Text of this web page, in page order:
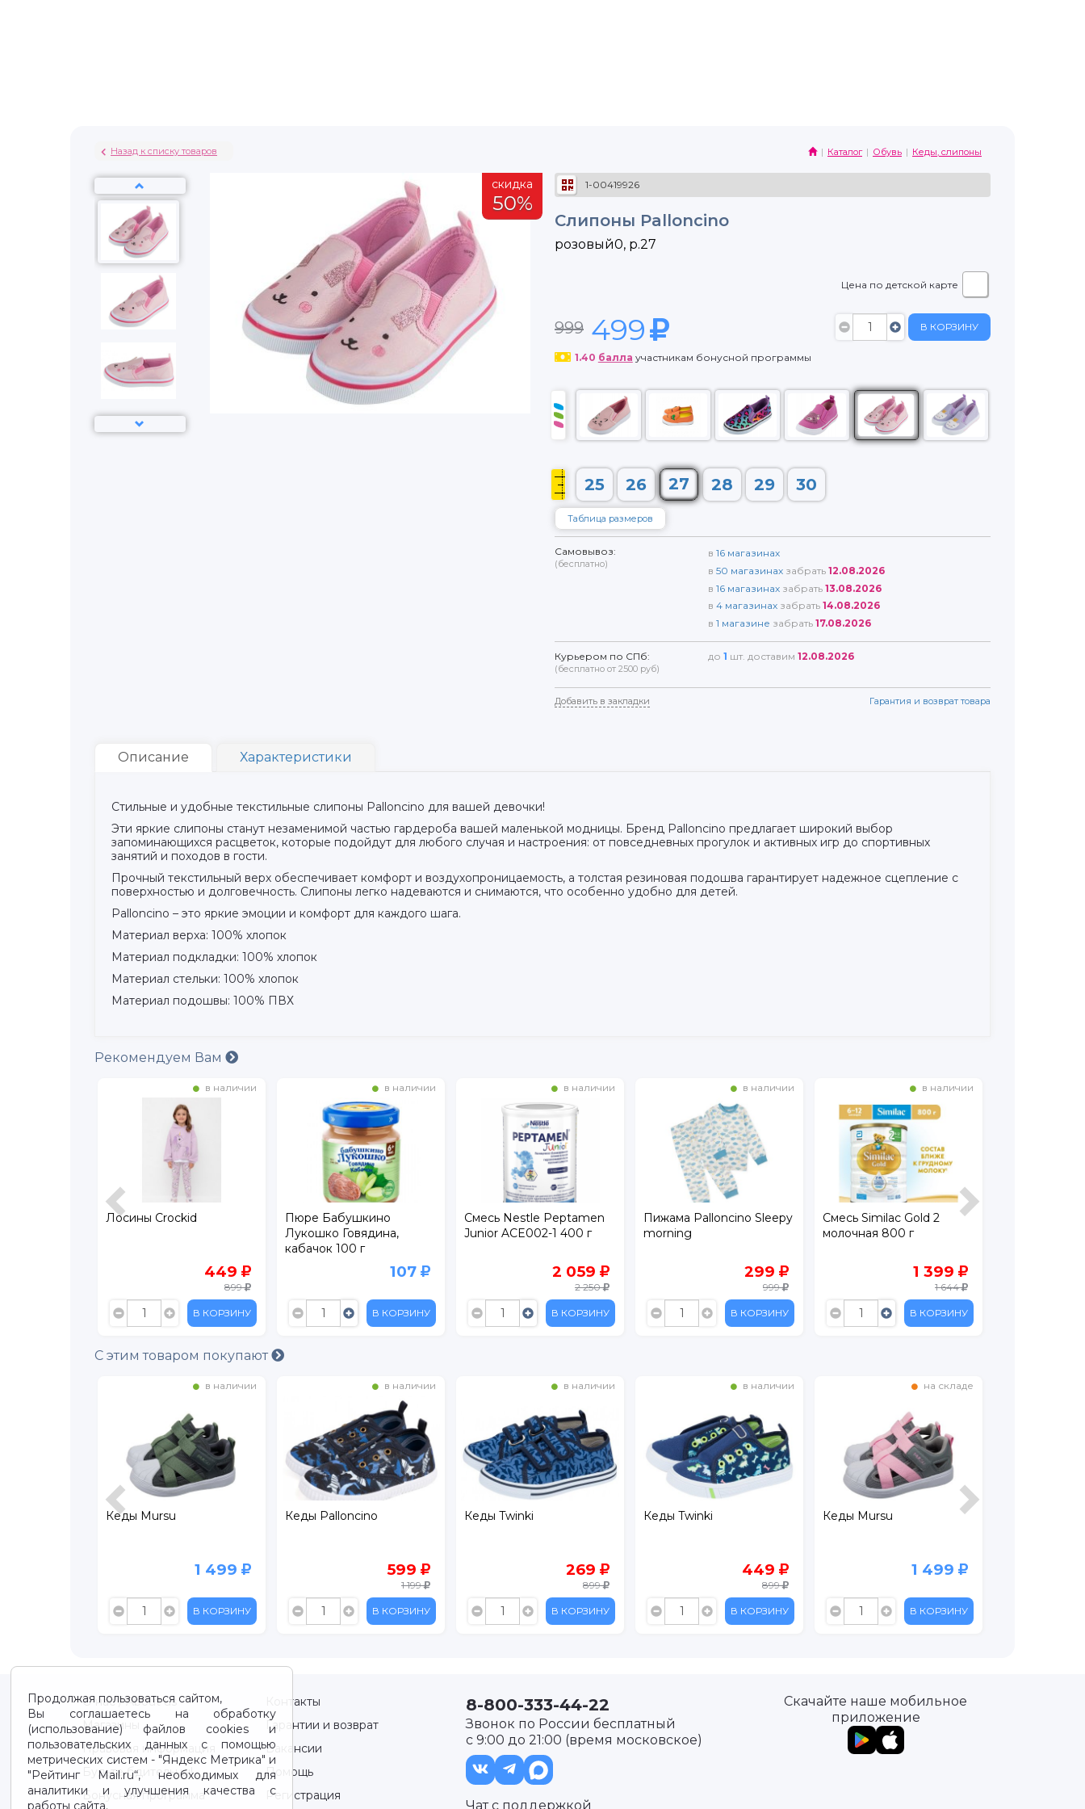
Назад к списку товаров Каталог Обувь Кеды, слипоны
скидка
50%
1-00419926
Слипоны Palloncino
розовый0, р.27
Цена по детской карте
999 499 В КОРЗИНУ
1.40 балла участникам бонусной программы
25 26 27 28 29 30
Таблица размеров
Самовывоз:
(бесплатно)
в 16 магазинах
в 50 магазинах забрать 12.08.2026
в 16 магазинах забрать 13.08.2026
в 4 магазинах забрать 14.08.2026
в 1 магазине забрать 17.08.2026
Курьером по СПб:
(бесплатно от 2500 руб)
до 1 шт. доставим 12.08.2026
Добавить в закладки Гарантия и возврат товара
Описание Характеристики
Стильные и удобные текстильные слипоны Palloncino для вашей девочки!
Эти яркие слипоны станут незаменимой частью гардероба вашей маленькой модницы. Бренд Palloncino предлагает широкий выбор
запоминающихся расцветок, которые подойдут для любого случая и настроения: от повседневных прогулок и активных игр до спортивных
занятий и походов в гости.
Прочный текстильный верх обеспечивает комфорт и воздухопроницаемость, а толстая резиновая подошва гарантирует надежное сцепление с
поверхностью и долговечность. Слипоны легко надеваются и снимаются, что особенно удобно для детей.
Palloncino – это яркие эмоции и комфорт для каждого шага.
Материал верха: 100% хлопок
Материал подкладки: 100% хлопок
Материал стельки: 100% хлопок
Материал подошвы: 100% ПВХ
Рекомендуем Вам
в наличии
Лосины Crockid
449
899
В КОРЗИНУ
в наличии
Пюре Бабушкино
Лукошко Говядина,
кабачок 100 г
107
В КОРЗИНУ
в наличии
Смесь Nestle Peptamen
Junior ACE002-1 400 г
2 059
2 250
В КОРЗИНУ
в наличии
Пижама Palloncino Sleepy
morning
299
999
В КОРЗИНУ
в наличии
Смесь Similac Gold 2
молочная 800 г
1 399
1 644
В КОРЗИНУ
С этим товаром покупают
в наличии
Кеды Mursu
1 499
В КОРЗИНУ
в наличии
Кеды Palloncino
599
1 199
В КОРЗИНУ
в наличии
Кеды Twinki
269
899
В КОРЗИНУ
в наличии
Кеды Twinki
449
899
В КОРЗИНУ
на складе
Кеды Mursu
1 499
В КОРЗИНУ
Продолжая пользоваться сайтом,
Вы соглашаетесь на обработку
(использование) файлов cookies и
пользовательских данных с помощью
метрических систем - "Яндекс Метрика" и
"Рейтинг Mail.ru“, необходимых для
аналитики и улучшения качества с
работы сайта.
О нас / About us
Контакты
Магазины
Гарантии и возврат
Правовая информация
Вакансии
Будьте бдительны!
Помощь
Бонусная программа
Регистрация
8-800-333-44-22
Звонок по России бесплатный
с 9:00 до 21:00 (время московское)
Чат с поддержкой
Скачайте наше мобильное
приложение